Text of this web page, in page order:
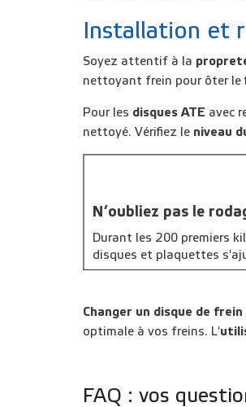
Installation et
Soyez attentif à la
nettoyant frein pourôter le
Pour les disques ATE avec
nettoyé. Vérifiez le niveau
N’oubliez pas le
Durant les 200 premiers
disques et plaquettes
Changer un disque de frein
optimale à vos freins. L'
FAQ : vos